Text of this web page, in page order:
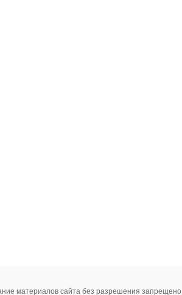
материалов сайта без разрешения запрещено